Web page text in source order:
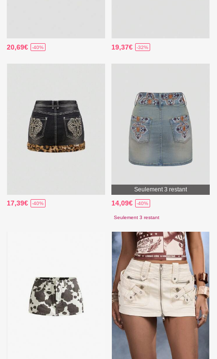
20,69€ -40% 19,37€ -32%
17,39€ -40%
Seulement 3 restant
14,09€ -40%
Seulement 3 restant